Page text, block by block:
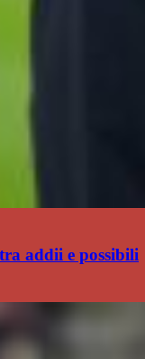
addii e possibili